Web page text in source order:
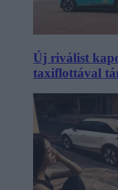
Új riválist
taxiflottával